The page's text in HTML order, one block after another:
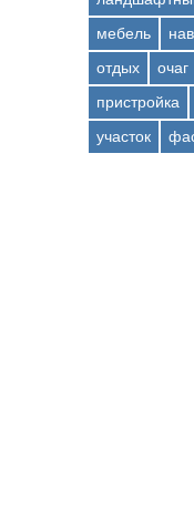
мебель
отдых
очаг
пристройка
участок